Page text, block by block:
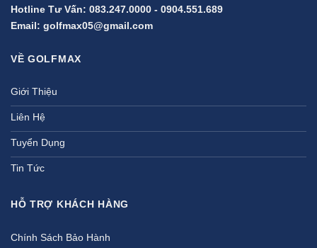
Hotline Tư Vấn: 083.247.0000 - 0904.551.689
Email: golfmax05@gmail.com
VỀ GOLFMAX
Giới Thiệu
Liên Hệ
Tuyển Dụng
Tin Tức
HỖ TRỢ KHÁCH HÀNG
Chính Sách Bảo Hành